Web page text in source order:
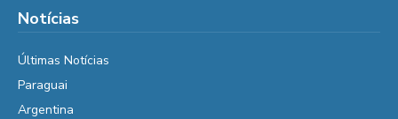
Notícias
Últimas Notícias
Paraguai
Argentina